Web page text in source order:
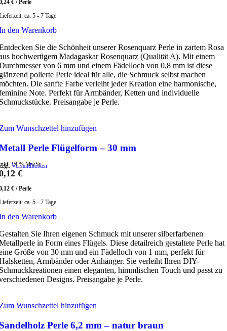
€ /Perle
ca. 5 - 7 Tage
den Warenkorb
Sie die Schönheit unserer Rosenquarz Perle in zartem Rosa
hochwertigem Madagaskar Rosenquarz (Qualität A). Mit einem
von 6 mm und einem Fädelloch von 0,8 mm ist diese
polierte Perle ideal für alle, die Schmuck selbst machen
Die sanfte Farbe verleiht jeder Kreation eine harmonische,
Note. Perfekt für Armbänder, Ketten und individuelle
Preisangabe je Perle.
Wunschzettel hinzufügen
Perle Flügelform – 30 mm
19 % MwSt.
Versandkosten
€
€ /Perle
ca. 5 - 7 Tage
den Warenkorb
Sie Ihren eigenen Schmuck mit unserer silberfarbenen
in Form eines Flügels. Diese detailreich gestaltete Perle hat
Größe von 30 mm und ein Fädelloch von 1 mm, perfekt für
Armbänder oder Anhänger. Sie verleiht Ihren DIY-
einen eleganten, himmlischen Touch und passt zu
Designs. Preisangabe je Perle.
Wunschzettel hinzufügen
Perle 6,2 mm – natur braun